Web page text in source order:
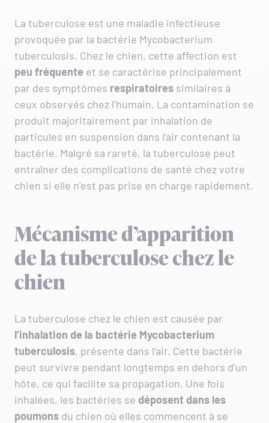
La tuberculose est une maladie infectieuse
provoquée par la bactérie Mycobacterium
tuberculosis. Chez le chien, cette affection est
peu fréquente et se caractérise principalement
par des symptômes respiratoires similaires à
ceux observés chez l’humain. La contamination se
produit majoritairement par inhalation de
particules en suspension dans l’air contenant la
bactérie. Malgré sa rareté, la tuberculose peut
entraîner des complications de santé chez votre
chien si elle n’est pas prise en charge rapidement.
Mécanisme d’apparition
de la tuberculose chez le
chien
La tuberculose chez le chien est causée par
l’inhalation de la bactérie Mycobacterium
tuberculosis, présente dans l’air. Cette bactérie
peut survivre pendant longtemps en dehors d’un
hôte, ce qui facilite sa propagation. Une fois
inhalées, les bactéries se déposent dans les
poumons du chien où elles commencent à se